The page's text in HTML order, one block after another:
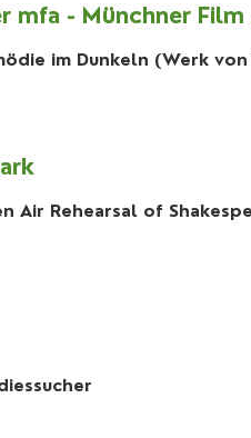
mfa - Münchner Film
im Dunkeln (Werk
Air Rehearsal of